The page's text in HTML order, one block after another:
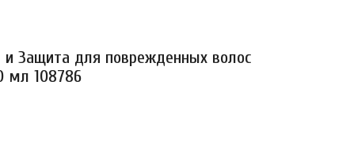
Защита для поврежденных волос
мл 108786